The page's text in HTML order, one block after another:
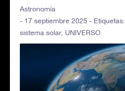
Astronomía
- 17 septiembre 2025 - Etiquetas:
sistema solar, UNIVERSO